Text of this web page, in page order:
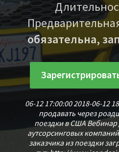
обязательна,
06-12 17:00:002018-06-12
продавать через
поездки в СШАВебинар
аутсорсинговых
заказчика из поездки